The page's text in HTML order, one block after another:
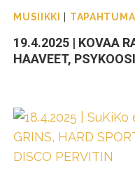
MUSIIKKI
19.4.2025 | KOVAA
HAAVEET,